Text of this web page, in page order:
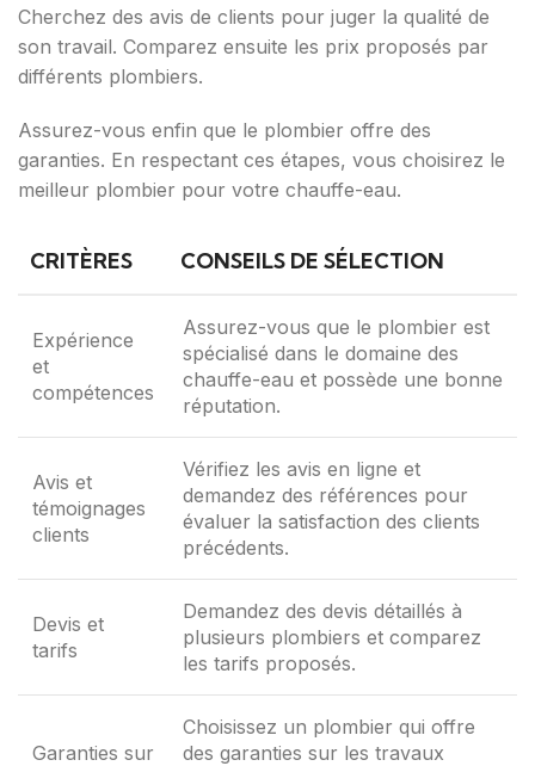
Cherchez des avis de clients pour juger la qualité de
son travail. Comparez ensuite les prix proposés par
différents plombiers.
Assurez-vous enfin que le plombier offre des
garanties. En respectant ces étapes, vous choisirez le
meilleur plombier pour votre chauffe-eau.
CRITÈRES CONSEILS DE SÉLECTION
Expérience
et
compétences
Assurez-vous que le plombier est
spécialisé dans le domaine des
chauffe-eau et possède une bonne
réputation.
Avis et
témoignages
clients
Vérifiez les avis en ligne et
demandez des références pour
évaluer la satisfaction des clients
précédents.
Devis et
tarifs
Demandez des devis détaillés à
plusieurs plombiers et comparez
les tarifs proposés.
Garanties sur
Choisissez un plombier qui offre
des garanties sur les travaux